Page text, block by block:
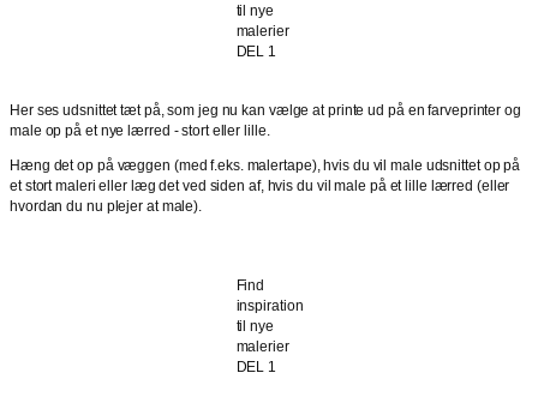
til nye
malerier
DEL 1
Her ses udsnittet tæt på, som jeg nu kan vælge at printe ud på en farveprinter og
male op på et nye lærred - stort eller lille.
Hæng det op på væggen (med f.eks. malertape), hvis du vil male udsnittet op på
et stort maleri eller læg det ved siden af, hvis du vil male på et lille lærred (eller
hvordan du nu plejer at male).
Find
inspiration
til nye
malerier
DEL 1